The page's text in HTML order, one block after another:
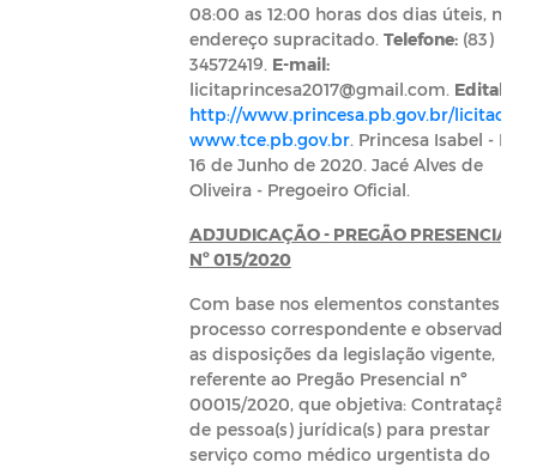
08:00 as 12:00 horas dos dias úteis, no
endereço supracitado. Telefone:(83)
34572419. E-mail:
licitaprincesa2017@gmail.com. Edital:
http://www.princesa.pb.gov.br/licitacoes
www.tce.pb.gov.br. Princesa Isabel - PB,
16 de Junho de 2020. Jacé Alves de
Oliveira - Pregoeiro Oficial.
ADJUDICAÇÃO - PREGÃO PRESENCIAL
Nº 015/2020
Com base nos elementos constantes do
processo correspondente e observadas
as disposições da legislação vigente,
referente ao Pregão Presencial nº
00015/2020, que objetiva: Contratação
de pessoa(s) jurídica(s) para prestar
serviço como médico urgentista do